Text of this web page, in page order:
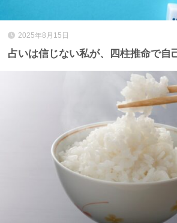
2025年8月15日
占いは信じない私が、四柱推命で自